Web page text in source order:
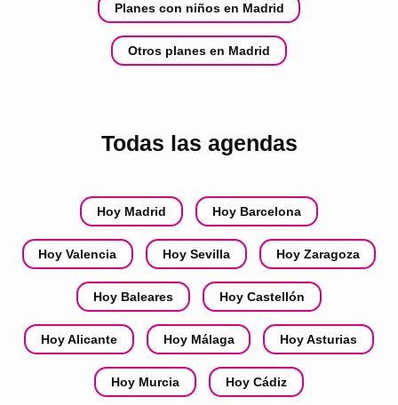
Planes con niños en Madrid
Otros planes en Madrid
Todas las agendas
Hoy Madrid Hoy Barcelona
Hoy Valencia Hoy Sevilla Hoy Zaragoza
Hoy Baleares Hoy Castellón
Hoy Alicante Hoy Málaga Hoy Asturias
Hoy Murcia Hoy Cádiz